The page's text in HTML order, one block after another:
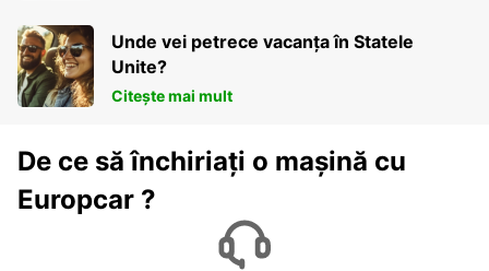
Unde vei petrece vacanța în Statele
Unite?
Citește mai mult
De ce să închiriați o mașină cu
Europcar ?